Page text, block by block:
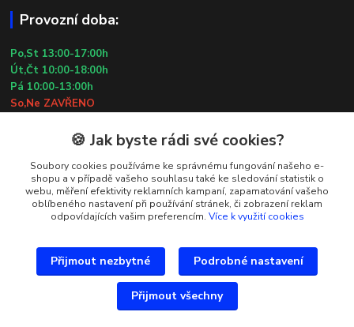
Provozní doba:
Po,St 13:00-17:00h
Út,Čt 10:00-18:00h
Pá 10:00-13:00h
So,Ne ZAVŘENO
Kontakty
Simona Kozová
+420 602 181 001
info@vysivanyobchudek.cz
🍪 Jak byste rádi své cookies?
Soubory cookies používáme ke správnému fungování našeho e-
shopu a v případě vašeho souhlasu také ke sledování statistik o
webu, měření efektivity reklamních kampaní, zapamatování vašeho
oblíbeného nastavení při používání stránek, či zobrazení reklam
odpovídajících vašim preferencím. Více k využití cookies
Přijmout nezbytné Podrobné nastavení
Přijmout všechny